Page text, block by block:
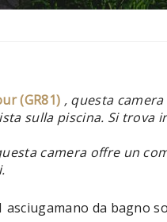
(GR81) , questa
sulla piscina. Si
camera offre un
asciugamano da bagno